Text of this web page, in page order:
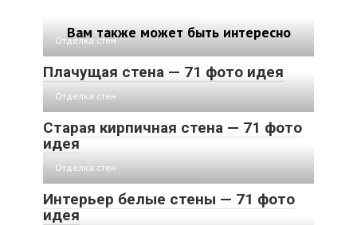
Вам также может быть интересно
Отделка стен
Плачущая стена — 71 фото идея
Отделка стен
Старая кирпичная стена — 71 фото
идея
Отделка стен
Интерьер белые стены — 71 фото
идея